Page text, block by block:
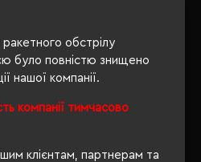
обстрілу
було повністю знищено
нашої компанії.
компанії тимчасово
клієнтам, партнерам та